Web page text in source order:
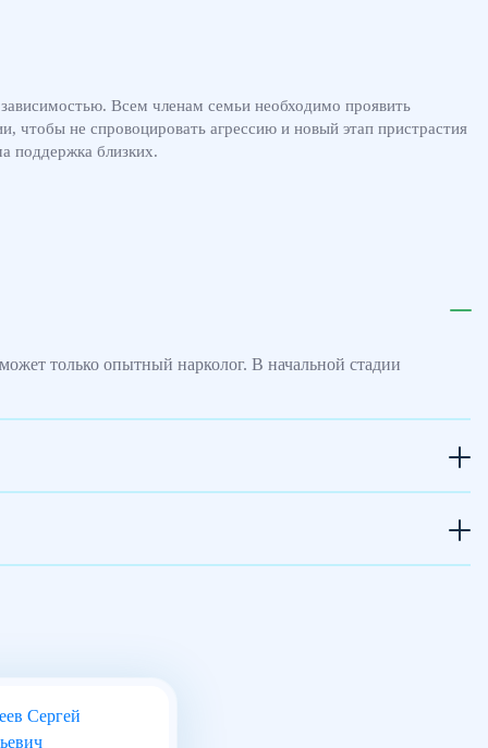
Всем членам семьи необходимо проявить
чтобы не спровоцировать агрессию и новый этап пристрастия
поддержка близких.
только опытный нарколог. В начальной стадии